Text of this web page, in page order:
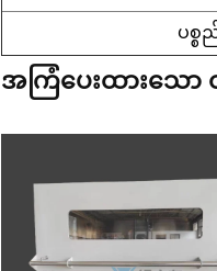
ပစ္စ
အကြံပေးထားသော